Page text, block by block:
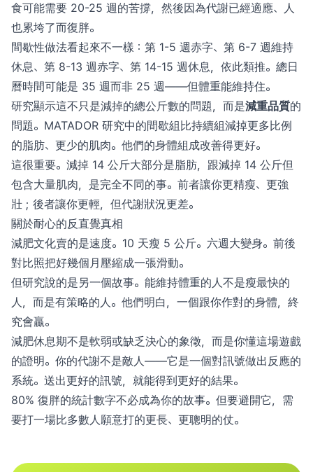
食可能需要 20-25 週的苦撐，然後因為代謝已經適應、人
也累垮了而復胖。
間歇性做法看起來不一樣：第 1-5 週赤字、第 6-7 週維持
休息、第 8-13 週赤字、第 14-15 週休息，依此類推。總日
曆時間可能是 35 週而非 25 週——但體重能維持住。
研究顯示這不只是減掉的總公斤數的問題，而是減重品質的
問題。MATADOR 研究中的間歇組比持續組減掉更多比例
的脂肪、更少的肌肉。他們的身體組成改善得更好。
這很重要。減掉 14 公斤大部分是脂肪，跟減掉 14 公斤但
包含大量肌肉，是完全不同的事。前者讓你更精瘦、更強
壯；後者讓你更輕，但代謝狀況更差。
關於耐心的反直覺真相
減肥文化賣的是速度。10 天瘦 5 公斤。六週大變身。前後
對比照把好幾個月壓縮成一張滑動。
但研究說的是另一個故事。能維持體重的人不是瘦最快的
人，而是有策略的人。他們明白，一個跟你作對的身體，終
究會贏。
減肥休息期不是軟弱或缺乏決心的象徵，而是你懂這場遊戲
的證明。你的代謝不是敵人——它是一個對訊號做出反應的
系統。送出更好的訊號，就能得到更好的結果。
80% 復胖的統計數字不必成為你的故事。但要避開它，需
要打一場比多數人願意打的更長、更聰明的仗。